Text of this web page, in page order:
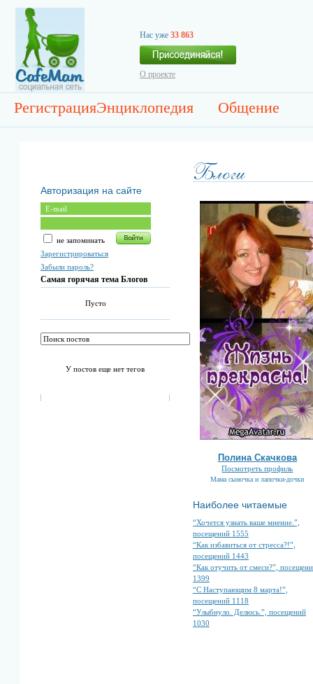
Нас уже 33 863
О проекте
РегистрацияЭнциклопедия Общение
Авторизация на сайте
не запоминать
Зарегистрироваться
Забыли пароль?
Самая горячая тема Блогов
Пусто
У постов еще нет тегов
Полина Скачкова
Посмотреть профиль
Мама сыночка и лапочки-дочки
Наиболее читаемые
“Хочется узнать ваше мнение.”,
посещений 1555
“Как избавиться от стресса?!”,
посещений 1443
“Как отучить от смеси?”,
1399
“С Наступающим 8 марта!”,
посещений 1118
“Улыбнуло. Делюсь.”, посещений
1030